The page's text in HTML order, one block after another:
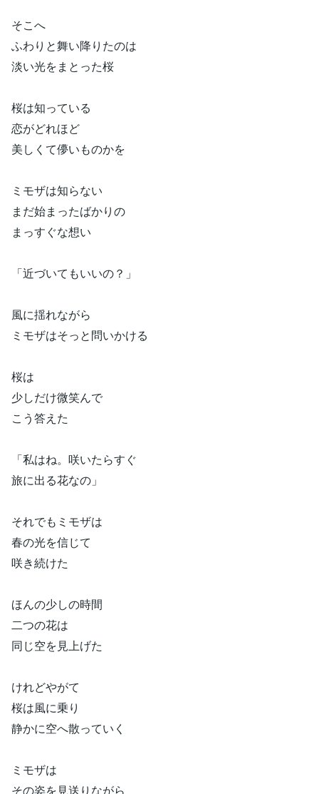
そこへ
ふわりと舞い降りたのは
淡い光をまとった桜
桜は知っている
恋がどれほど
美しくて儚いものかを
ミモザは知らない
まだ始まったばかりの
まっすぐな想い
「近づいてもいいの？」
風に揺れながら
ミモザはそっと問いかける
桜は
少しだけ微笑んで
こう答えた
「私はね。咲いたらすぐ
旅に出る花なの」
それでもミモザは
春の光を信じて
咲き続けた
ほんの少しの時間
二つの花は
同じ空を見上げた
けれどやがて
桜は風に乗り
静かに空へ散っていく
ミモザは
その姿を見送りながら